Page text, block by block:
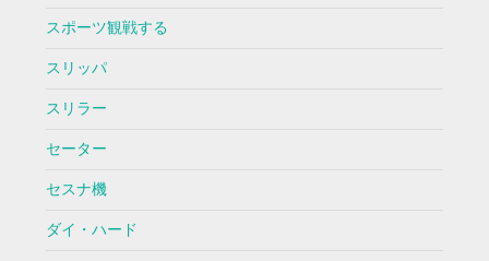
スポーツ観戦する
スリッパ
スリラー
セーター
セスナ機
ダイ・ハード